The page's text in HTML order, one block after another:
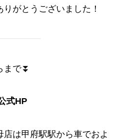
がとうございました！
まで⏬
式HP
店は甲府駅駅から車でおよ